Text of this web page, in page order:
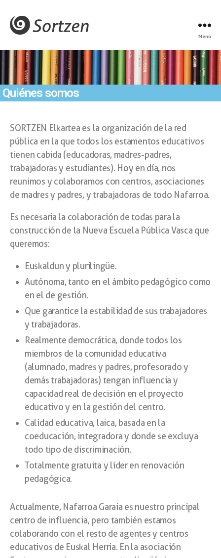
Menú
Quiénes somos
SORTZEN Elkartea es la organización de la red
pública en la que todos los estamentos educativos
tienen cabida (educadoras, madres-padres,
trabajadoras y estudiantes). Hoy en día, nos
reunimos y colaboramos con centros, asociaciones
de madres y padres, y trabajadoras de todo Nafarroa.
Es necesaria la colaboración de todas para la
construcción de la Nueva Escuela Pública Vasca que
queremos:
Euskaldun y plurilingüe.
Autónoma, tanto en el ámbito pedagógico como
en el de gestión.
Que garantice la estabilidad de sus trabajadores
y trabajadoras.
Realmente democrática, donde todos los
miembros de la comunidad educativa
(alumnado, madres y padres, profesorado y
demás trabajadoras) tengan influencia y
capacidad real de decisión en el proyecto
educativo y en la gestión del centro.
Calidad educativa, laica, basada en la
coeducación, integradora y donde se excluya
todo tipo de discriminación.
Totalmente gratuita y líder en renovación
pedagógica.
Actualmente, Nafarroa Garaia es nuestro principal
centro de influencia, pero también estamos
colaborando con el resto de agentes y centros
educativos de Euskal Herria. En la asociación